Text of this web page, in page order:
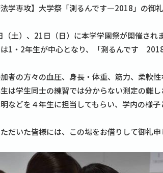
法学専攻】大学祭「測るんです―2018」の御礼
土）、21日（日）に本学学園祭が開催され
1・2年生が中心となり、「測るんです 2018
者の方々の血圧、身長・体重、筋力、柔軟性
は学生同士の練習では分からない測定の難
などを４年生に担当してもらい、学内の様
だいた皆様には、この場をお借りして御礼申